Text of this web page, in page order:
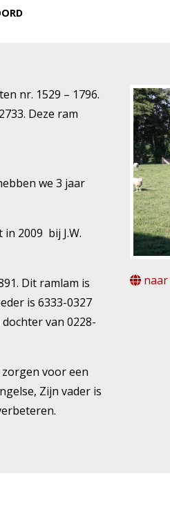
nr. 1529 – 1796.
Deze ram
we 3 jaar
2009 bij J.W.
Dit ramlam is
is 6333-0327
van 0228-
zorgen voor een
Zijn vader is